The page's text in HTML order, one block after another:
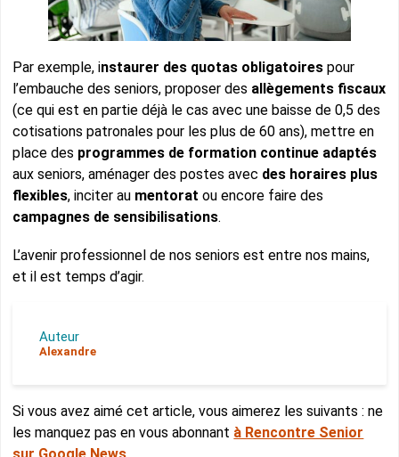
Par exemple, instaurer des quotas obligatoires pour
l’embauche des seniors, proposer des allègements fiscaux
(ce qui est en partie déjà le cas avec une baisse de 0,5 des
cotisations patronales pour les plus de 60 ans), mettre en
place des programmes de formation continue adaptés
aux seniors, aménager des postes avec des horaires plus
flexibles, inciter au mentoratou encore faire des
campagnes de sensibilisations.
L’avenir professionnel de nos seniors est entre nos mains,
et il est temps d’agir.
Auteur
Alexandre
Si vous avez aimé cet article, vous aimerez les suivants : ne
les manquez pas en vous abonnant à Rencontre Senior